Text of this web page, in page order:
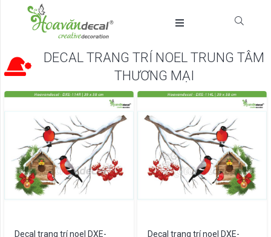
DECAL TRANG TRÍ NOEL TRUNG TÂM
THƯƠNG MẠI
Decal trang trí noel DXE-
Decal trang trí noel DXE-